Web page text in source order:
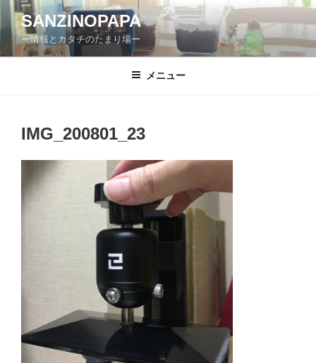
コ
ン
SANZINOPAPA
ー情報とカタチのたまり場ー
メニュー
IMG_200801_23